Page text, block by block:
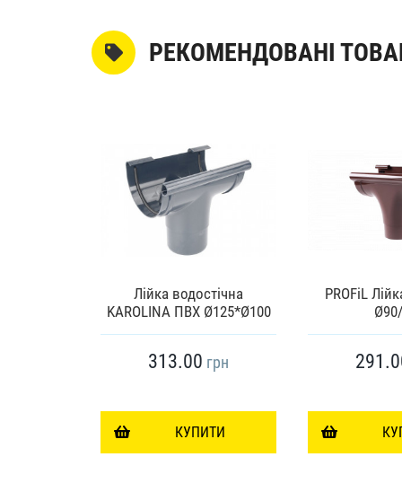
РЕКОМЕНДОВАНІ
Лійка водостічна
KAROLINA ПВХ Ø125*Ø100
313.00 грн
КУПИТИ
PROFiL